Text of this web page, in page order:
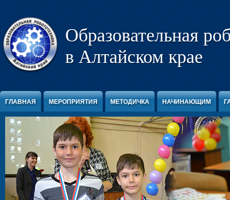
Образовательная
в Алтайском крае
ГЛАВНАЯ МЕРОПРИЯТИЯ МЕТОДИЧКА НАЧИНАЮЩИМ